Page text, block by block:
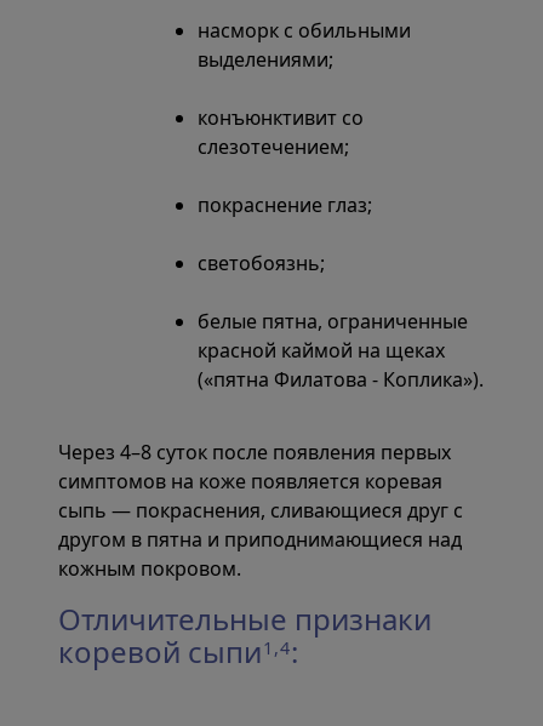
насморк с обильными
выделениями;
конъюнктивит со
слезотечением;
покраснение глаз;
светобоязнь;
белые пятна, ограниченные
красной каймой на щеках
(«пятна Филатова - Коплика»).
Через 4–8 суток после появления первых
симптомов на коже появляется коревая
сыпь — покраснения, сливающиеся друг с
другом в пятна и приподнимающиеся над
кожным покровом.
Отличительные признаки
коревой сыпи1,4: